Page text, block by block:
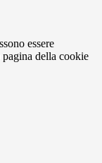
essere
della cookie